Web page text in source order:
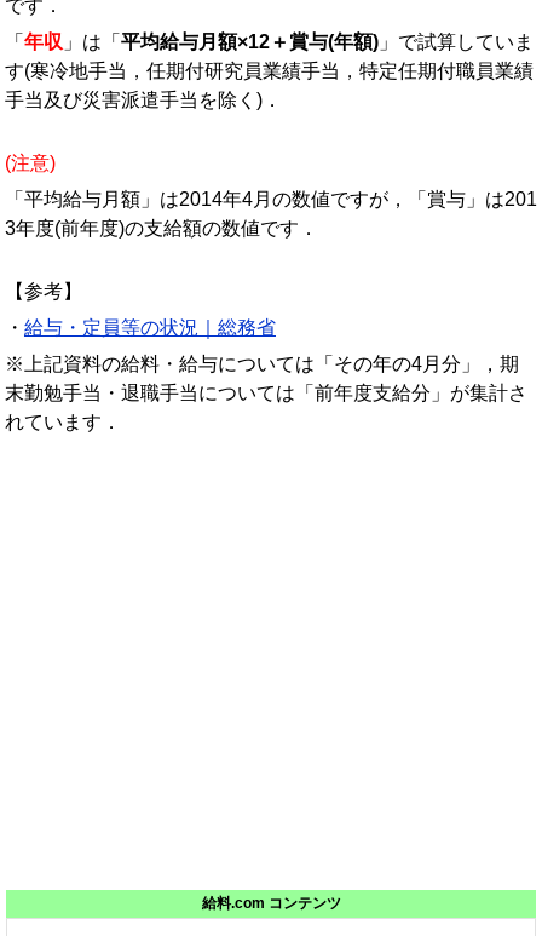
です．
「 年収 」は「 平均給与月額×12＋賞与(年額) 」で試算していま
す(寒冷地手当，任期付研究員業績手当，特定任期付職員業績
手当及び災害派遣手当を除く)．
(注意)
「平均給与月額」は2014年4月の数値ですが，「賞与」は201
3年度(前年度)の支給額の数値です．
【参考】
・ 給与・定員等の状況｜総務省
※上記資料の給料・給与については「その年の4月分」，期
末勤勉手当・退職手当については「前年度支給分」が集計さ
れています．
給料.com コンテンツ